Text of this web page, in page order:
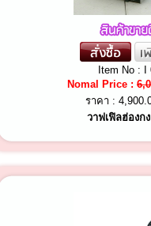
Item No : I
Nomal Price :
ราคา :
วาฟเฟิลฮ่องก